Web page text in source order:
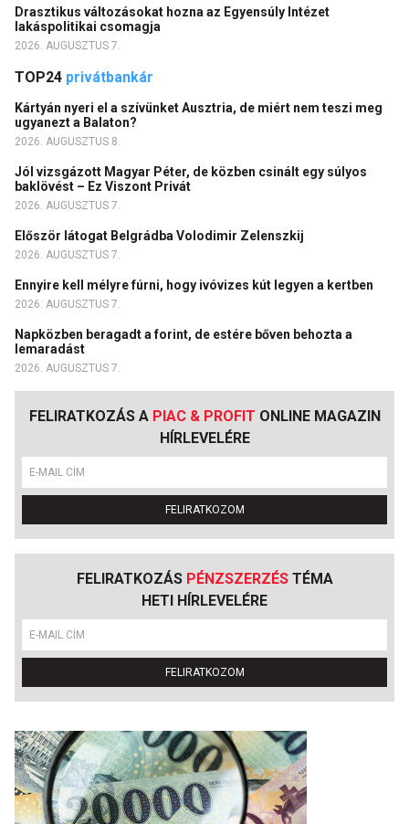
Drasztikus változásokat hozna az Egyensúly Intézet
lakáspolitikai csomagja
2026. AUGUSZTUS 7.
TOP24 privátbankár
Kártyán nyeri el a szívünket Ausztria, de miért nem teszi meg
ugyanezt a Balaton?
2026. AUGUSZTUS 8.
Jól vizsgázott Magyar Péter, de közben csinált egy súlyos
baklövést – Ez Viszont Privát
2026. AUGUSZTUS 7.
Először látogat Belgrádba Volodimir Zelenszkij
2026. AUGUSZTUS 7.
Ennyire kell mélyre fúrni, hogy ivóvizes kút legyen a kertben
2026. AUGUSZTUS 7.
Napközben beragadt a forint, de estére bőven behozta a
lemaradást
2026. AUGUSZTUS 7.
FELIRATKOZÁS A PIAC & PROFIT ONLINE MAGAZIN
HÍRLEVELÉRE
FELIRATKOZOM
FELIRATKOZÁS PÉNZSZERZÉSTÉMA
HETI HÍRLEVELÉRE
FELIRATKOZOM